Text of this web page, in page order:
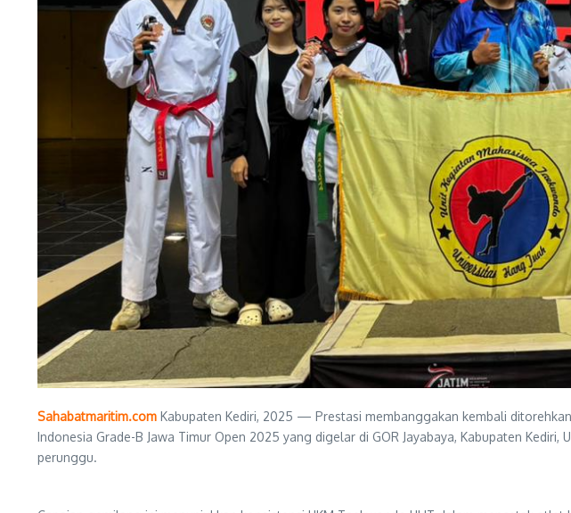
Sahabatmaritim.com Kabupaten Kediri, 2025 — Prestasi membanggakan kembali
Indonesia Grade-B Jawa Timur Open 2025 yang digelar di GOR Jayabaya, Kabupaten
perunggu.